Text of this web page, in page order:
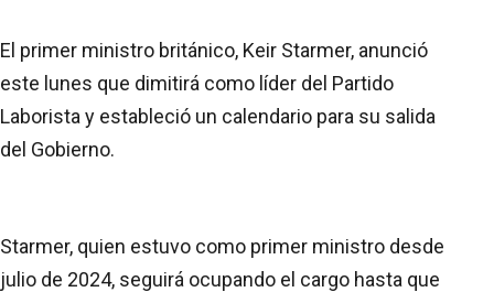
El primer ministro británico, Keir Starmer, anunció
este lunes que dimitirá como líder del Partido
Laborista y estableció un calendario para su salida
del Gobierno.
Starmer, quien estuvo como primer ministro desde
julio de 2024, seguirá ocupando el cargo hasta que